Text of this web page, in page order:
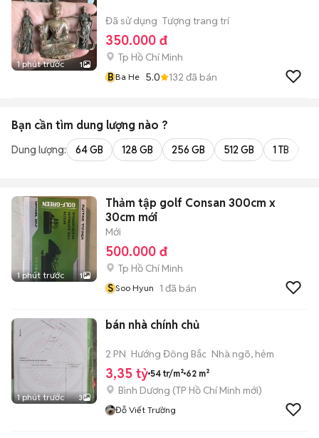
1 phút trước 1
Đã sử dụng Tượng trang trí
350.000 đ
Tp Hồ Chí Minh
BBa He 5.0 132 đã bán
Bạn cần tìm dung lượng nào ?
Dung lượng: 64 GB 128 GB 256 GB 512 GB 1 TB
1 phút trước 1
Thảm tập golf Consan 300cm x
30cm mới
Mới
500.000 đ
Tp Hồ Chí Minh
S Soo Hyun 1 đã bán
1 phút trước 3
bán nhà chính chủ
2 PN Hướng Đông Bắc Nhà ngõ, hẻm
3,35 tỷ 54 tr/m² 62 m²
Bình Dương (TP Hồ Chí Minh mới)
Đỗ Viết Trường